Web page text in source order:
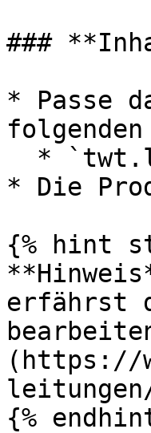
###
* Passe
* Die
{% hint
erfährst
(https://
{%